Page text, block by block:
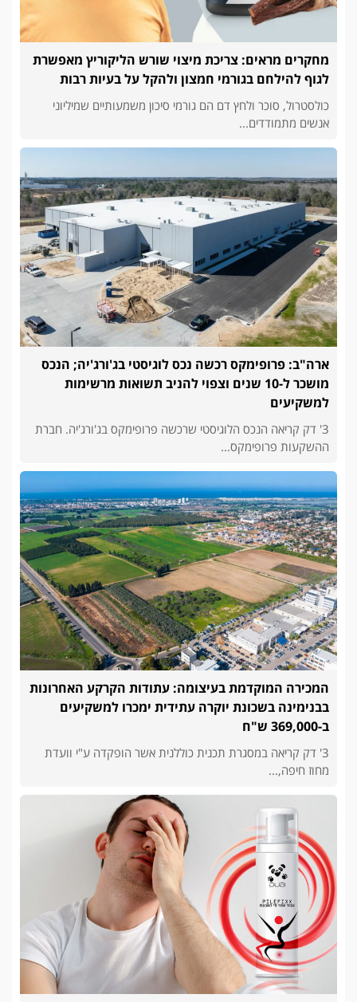
מחקרים מראים: צריכת מיצוי שורש הליקוריץ מאפשרת
לגוף להילחם בגורמי חמצון ולהקל על בעיות רבות
כולסטרול, סוכר ולחץ דם הם גורמי סיכון משמעותיים שמיליוני
אנשים מתמודדים...
ארה"ב: פרופימקס רכשה נכס לוגיסטי בג'ורג'יה; הנכס
מושכר ל-10 שנים וצפוי להניב תשואות מרשימות
למשקיעים
3' דק קריאה הנכס הלוגיסטי שרכשה פרופימקס בג'ורג'יה. חברת
ההשקעות פרופימקס...
המכירה המוקדמת בעיצומה: עתודות הקרקע האחרונות
בבנימינה בשכונת יוקרה עתידית ימכרו למשקיעים
ב-369,000 ש"ח
3' דק קריאה במסגרת תכנית כוללנית אשר הופקדה ע"י וועדת
מחוז חיפה,...